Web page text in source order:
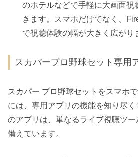
のホテルなどで手軽に大画面視
きます。スマホだけでなく、
で視聴体験の幅が大きく広がり
スカパープロ野球セット専用
スカパー プロ野球セットをスマホ
には、専用アプリの機能を知り尽
のアプリは、単なるライブ視聴ツ
備えています。